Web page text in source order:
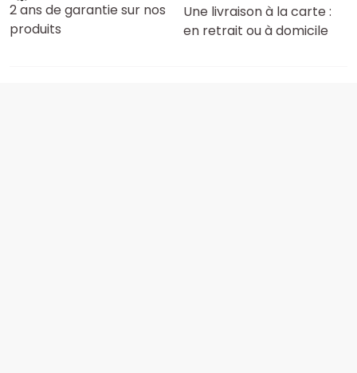
2 ans de garantie sur nos
produits
Une livraison à la carte :
en retrait ou à domicile